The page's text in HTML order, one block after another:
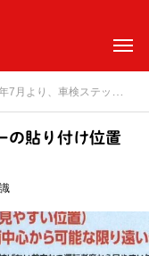
、車検ステッカーの貼り付け位置が変更となります。
の貼り付け位置